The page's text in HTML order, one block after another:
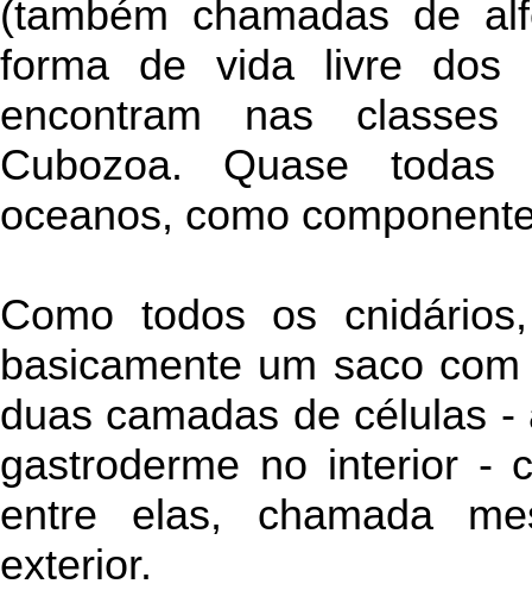
(também chamadas de
forma de vida livre dos
encontram nas
Cubozoa. Quase
oceanos, como
Como todos os
basicamente um saco
duas camadas de células
gastroderme no interior -
entre elas, chamada
exterior.